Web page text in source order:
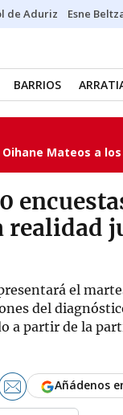
de Aduriz Esne
BARRIOS
Mateos a los
realidad
el
del
a partir de la
Añádenos